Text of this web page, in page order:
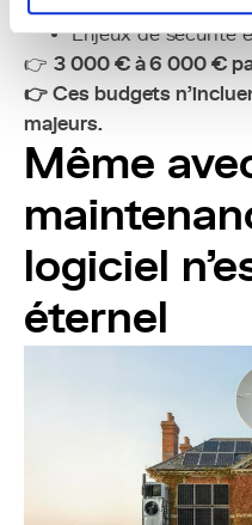
Enjeux de sécurité
👉 3 000 € à 6 000 €
👉 Ces budgets
majeurs.
Même
logiciel
éternel